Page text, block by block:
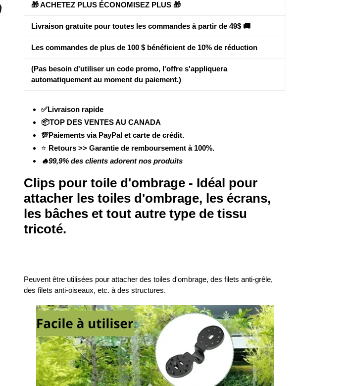
🎁 ACHETEZ PLUS ÉCONOMISEZ PLUS 🎁
Livraison gratuite pour toutes les commandes à partir de 49$ 🚚
Les commandes de plus de 100 $ bénéficient de 10% de réduction
(Pas besoin d'utiliser un code promo, l'offre s'appliquera
automatiquement au moment du paiement.)
✅Livraison rapide
📦TOP DES VENTES AU CANADA
💯Paiements via PayPal et carte de crédit.
⭐ Retours >> Garantie de remboursement à 100%.
🔥99,9% des clients adorent nos produits
Clips pour toile d'ombrage - Idéal pour
attacher les toiles d'ombrage, les écrans,
les bâches et tout autre type de tissu
tricoté.
Peuvent être utilisées pour attacher des toiles d'ombrage, des filets anti-grêle,
des filets anti-oiseaux, etc. à des structures.